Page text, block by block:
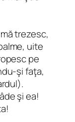
trezesc,
uite
pe
şi faţa,
şi ea!